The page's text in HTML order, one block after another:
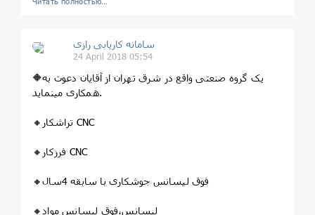
سامانه کاریابی رازی
24 April 2018 05:54
🔶یک گروه صنعتی واقع در شرق تهران از آقایان دعوت به
همکاری مینماید.
🔸تراشکار CNC
🔸فرزکار CNC
🔸فوق لیسانس جوشکاری با سابقه 4سال
🔸لیسانس،فوق لیسانس مواد